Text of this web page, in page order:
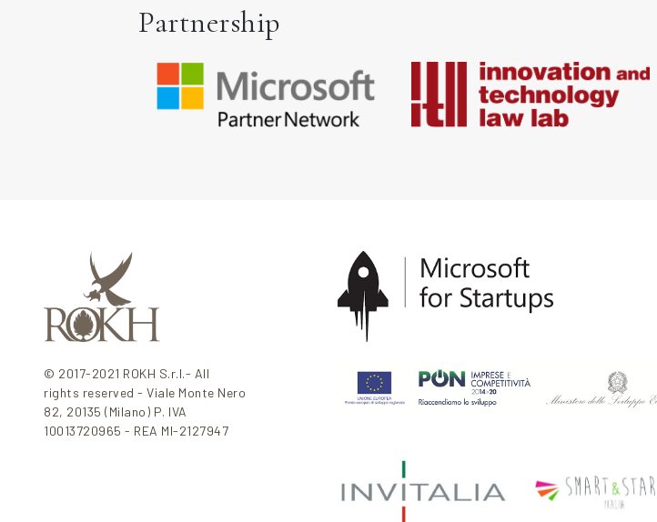
Partnership
© 2017-2021 ROKH S.r.l.- All
rights reserved - Viale Monte Nero
82, 20135 (Milano) P. IVA
10013720965 - REA MI-2127947